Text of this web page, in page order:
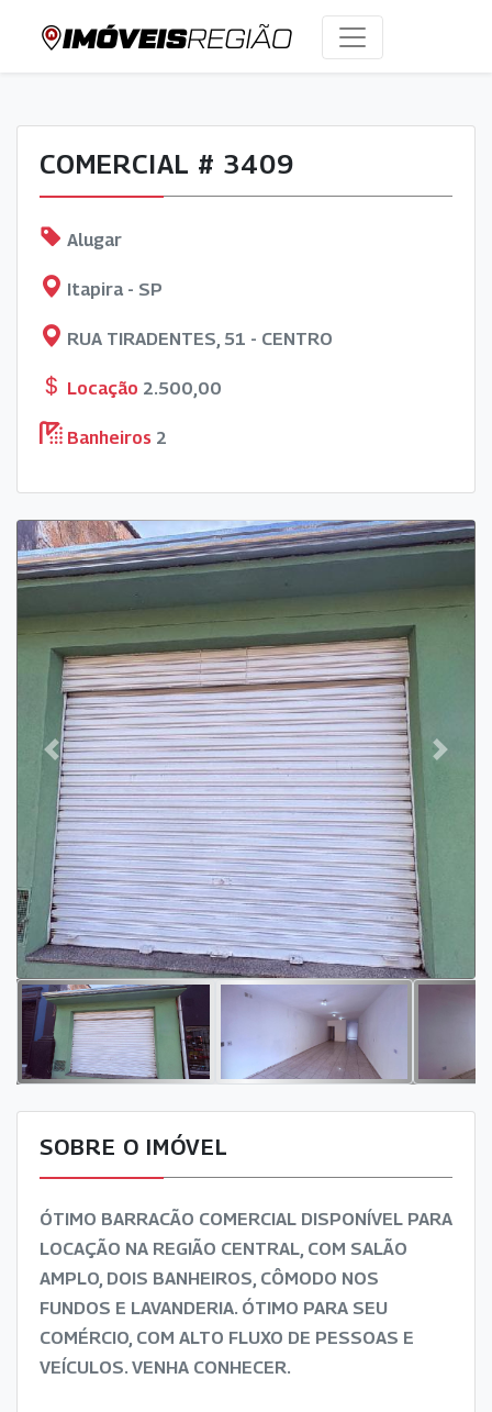
COMERCIAL # 3409
Alugar
Itapira - SP
RUA TIRADENTES, 51 - CENTRO
Locação 2.500,00
Banheiros 2
Previous Next
SOBRE O IMÓVEL
ÓTIMO BARRACÃO COMERCIAL DISPONÍVEL PARA
LOCAÇÃO NA REGIÃO CENTRAL, COM SALÃO
AMPLO, DOIS BANHEIROS, CÔMODO NOS
FUNDOS E LAVANDERIA. ÓTIMO PARA SEU
COMÉRCIO, COM ALTO FLUXO DE PESSOAS E
VEÍCULOS. VENHA CONHECER.